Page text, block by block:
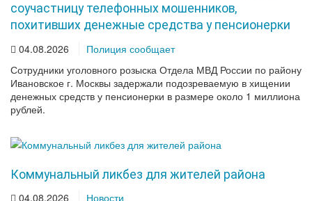
соучастницу телефонных мошенников,
похитивших денежные средства у пенсионерки
04.08.2026
Полиция сообщает
Сотрудники уголовного розыска Отдела МВД России по району
Ивановское г. Москвы задержали подозреваемую в хищении
денежных средств у пенсионерки в размере около 1 миллиона
рублей.
Коммунальный ликбез для жителей района
04.08.2026
Новости